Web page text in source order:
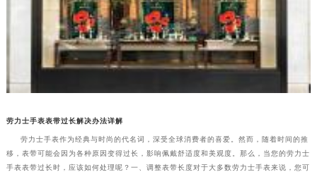
劳力士手表表带过长解决办法详解
劳力士手表作为经典与时尚的代名词，深受全球消费者的喜爱。然而，随着时间的推
移，表带可能会因为各种原因变得过长，影响佩戴舒适度和美观度。那么，当您的劳力士
手表表带过长时，应该如何处理呢？一、调整表带长度对于大多数劳力士手表来说，您可